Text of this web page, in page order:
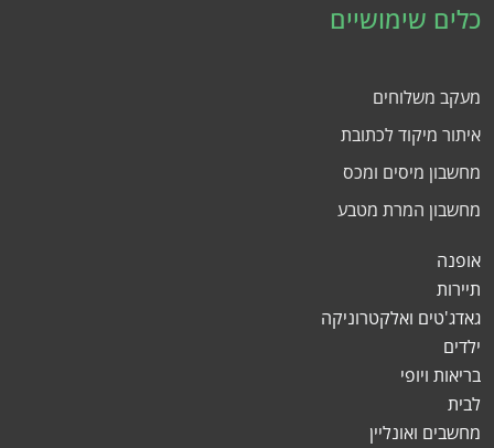
כלים שימושיים
מעקב משלוחים
איתור מיקוד לכתובת
מחשבון מיסים ומכס
מחשבון המרת מטבע
אופנה
תיירות
גאדג'טים ואלקטרוניקה
ילדים
בריאות ויופי
לבית
מחשבים ואונליין